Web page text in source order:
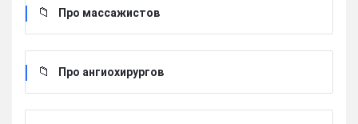
Про массажистов
Про ангиохирургов